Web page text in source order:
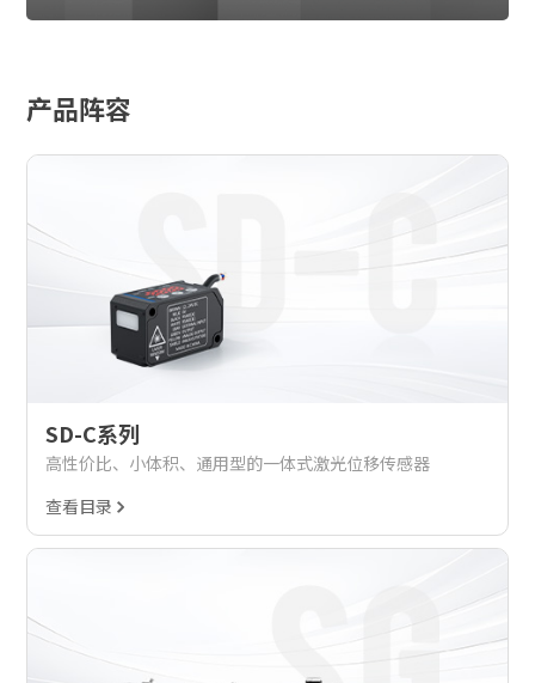
产品阵容
SD-C系列
高性价比、小体积、通用型的一体式激光位移传感器
查看目录